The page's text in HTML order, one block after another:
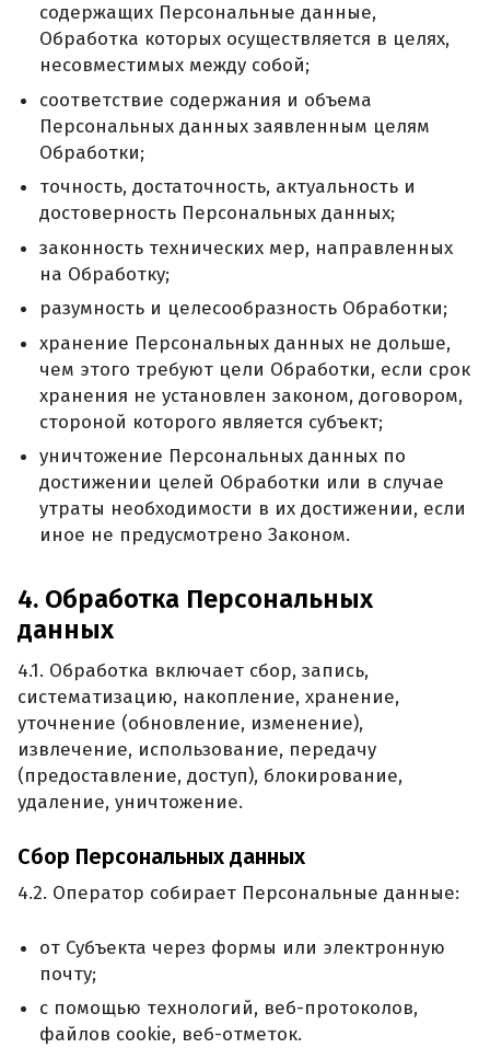
содержащих Персональные данные,
Обработка которых осуществляется в целях,
несовместимых между собой;
соответствие содержания и объема
Персональных данных заявленным целям
Обработки;
точность, достаточность, актуальность и
достоверность Персональных данных;
законность технических мер, направленных
на Обработку;
разумность и целесообразность Обработки;
хранение Персональных данных не дольше,
чем этого требуют цели Обработки, если срок
хранения не установлен законом, договором,
стороной которого является субъект;
уничтожение Персональных данных по
достижении целей Обработки или в случае
утраты необходимости в их достижении, если
иное не предусмотрено Законом.
4. Обработка Персональных
данных
4.1. Обработка включает сбор, запись,
систематизацию, накопление, хранение,
уточнение (обновление, изменение),
извлечение, использование, передачу
(предоставление, доступ), блокирование,
удаление, уничтожение.
Сбор Персональных данных
4.2. Оператор собирает Персональные данные:
от Субъекта через формы или электронную
почту;
с помощью технологий, веб-протоколов,
файлов cookie, веб-отметок.